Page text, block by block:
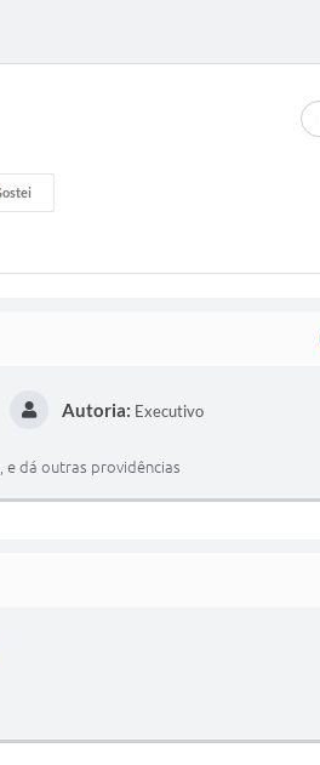
Autoria: Executivo
e dá outras providências